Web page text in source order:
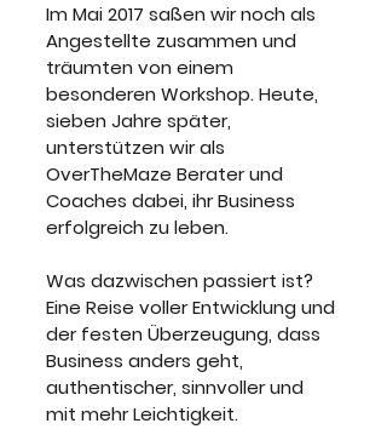
Im Mai 2017 saßen wir noch als
Angestellte zusammen und
träumten von einem
besonderen Workshop. Heute,
sieben Jahre später,
unterstützen wir als
OverTheMaze Berater und
Coaches dabei, ihr Business
erfolgreich zu leben.
Was dazwischen passiert ist?
Eine Reise voller Entwicklung und
der festen Überzeugung, dass
Business anders geht,
authentischer, sinnvoller und
mit mehr Leichtigkeit.